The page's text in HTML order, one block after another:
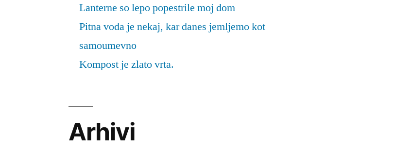
Lanterne so lepo popestrile moj dom
Pitna voda je nekaj, kar danes jemljemo kot
samoumevno
Kompost je zlato vrta.
Arhivi